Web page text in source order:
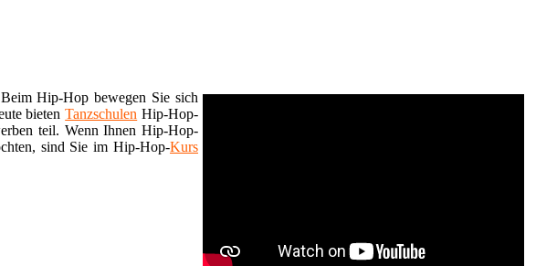
Hip-Hop bewegen Sie sich
bietenTanzschulen Hip-Hop-
teil. Wenn Ihnen Hip-Hop-
sind Sie im Hip-Hop-Kurs